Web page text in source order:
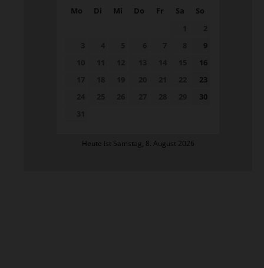
Mo Di Mi Do Fr Sa
So
9
16
23
30
Heute ist Samstag, 8. August 2026